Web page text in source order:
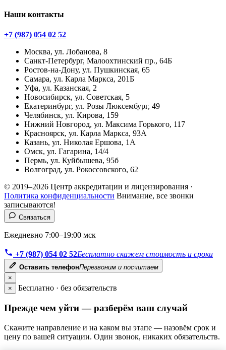
Наши контакты
+7 (987) 054 02 52
Москва, ул. Лобанова, 8
Санкт-Петербург, Малоохтинский пр., 64Б
Ростов-на-Дону, ул. Пушкинская, 65
Самара, ул. Карла Маркса, 201Б
Уфа, ул. Казанская, 2
Новосибирск, ул. Советская, 5
Екатеринбург, ул. Розы Люксембург, 49
Челябинск, ул. Кирова, 159
Нижний Новгород, ул. Максима Горького, 117
Красноярск, ул. Карла Маркса, 93А
Казань, ул. Николая Ершова, 1А
Омск, ул. Гагарина, 14/4
Пермь, ул. Куйбышева, 95б
Волгоград, ул. Рокоссовского, 62
© 2019–2026 Центр аккредитации и лицензирования ·
Политика конфиденциальности Внимание, все звонки
записываются!
Связаться
Ежедневно 7:00–19:00 мск
+7 (987) 054 02 52Бесплатно скажем стоимость и сроки
Оставить телефонПерезвоним и посчитаем
×
×
Бесплатно · без обязательств
Прежде чем уйти — разберём ваш случай
Скажите направление и на каком вы этапе — назовём срок и
цену по вашей ситуации. Один звонок, никаких обязательств.